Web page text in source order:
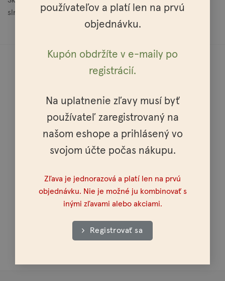
používateľov a platí len na prvú
objednávku.
Kupón obdržíte v e-maily po
registrácií.
Na uplatnenie zľavy musí byť
používateľ zaregistrovaný na
našom eshope a prihlásený vo
svojom účte počas nákupu.
Zľava je jednorazová a platí len na prvú
objednávku. Nie je možné ju kombinovať s
inými zľavami alebo akciami.
Registrovať sa
slnečného žiarenia.
Doprava do celej Európy
Osobné vyzdvihnutie možné v celej SR a ČR
Doprava nad 100€ zadarmo